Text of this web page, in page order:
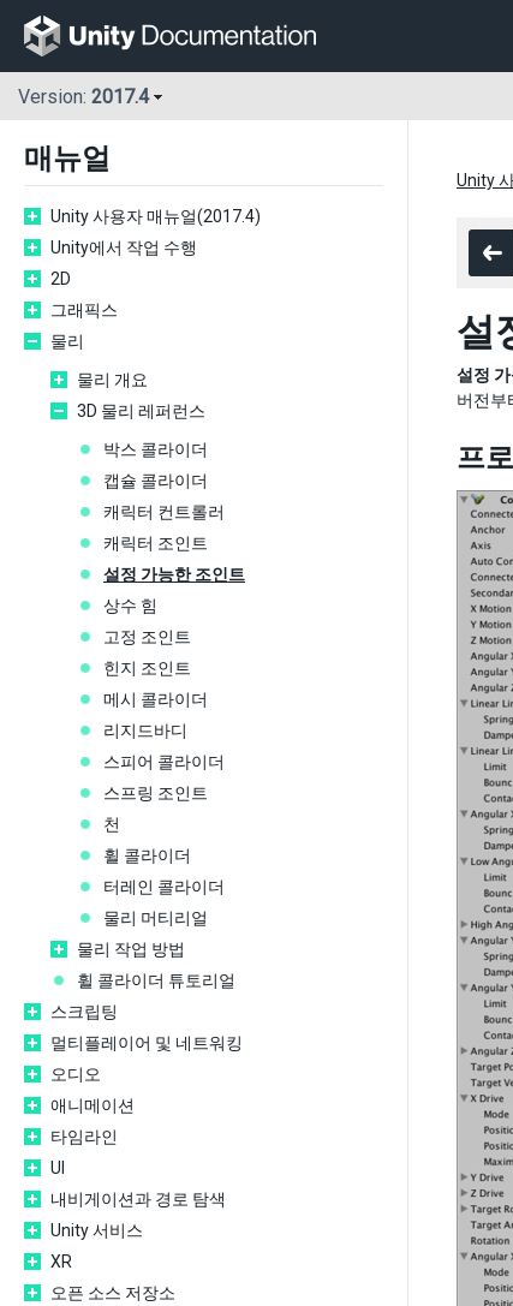
Version: 2017.4
매뉴얼
Unity 사용자 매뉴얼(2017.4)
Unity에서 작업 수행
2D
그래픽스
물리
물리 개요
3D 물리 레퍼런스
박스 콜라이더
캡슐 콜라이더
캐릭터 컨트롤러
캐릭터 조인트
설정 가능한 조인트
상수 힘
고정 조인트
힌지 조인트
메시 콜라이더
리지드바디
스피어 콜라이더
스프링 조인트
천
휠 콜라이더
터레인 콜라이더
물리 머티리얼
물리 작업 방법
휠 콜라이더 튜토리얼
스크립팅
멀티플레이어 및 네트워킹
오디오
애니메이션
타임라인
UI
내비게이션과 경로 탐색
Unity 서비스
XR
오픈 소스 저장소
Unity
설
설정
버전부
프